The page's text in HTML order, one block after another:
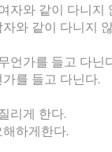
자와 같이 다니지
와 같이 다니지
언가를 들고 다닌
를 들고 다닌다.
리게 한다.
하게한다.